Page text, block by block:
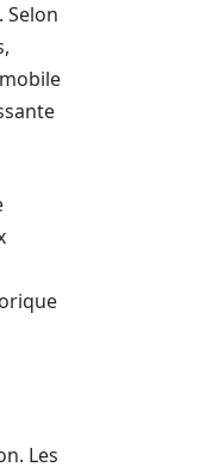
Selon
Les